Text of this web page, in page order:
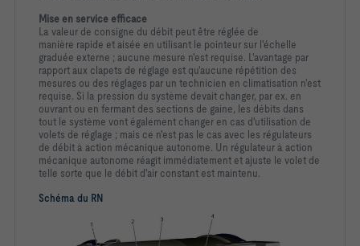
Schéma du RN
Mise en service efficace
La valeur de consigne du débit peut être réglée de
manière rapide et aisée en utilisant le pointeur sur l'échelle
graduée externe ; aucune mesure n'est requise. L'avantage par
rapport aux clapets de réglage est qu'aucune répétition des
mesures ou des réglages par un technicien en climatisation n'est
requise. Si la pression du système devait changer, par ex. en
ouvrant ou en fermant des sections de gaine, les débits dans
tout le système vont également changer en cas d'utilisation de
volets de réglage ; mais ce n'est pas le cas avec les régulateurs
de débit à action mécanique autonome. Un régulateur à action
mécanique autonome réagit immédiatement et ajuste le volet de
telle sorte que le débit d'air constant est maintenu.